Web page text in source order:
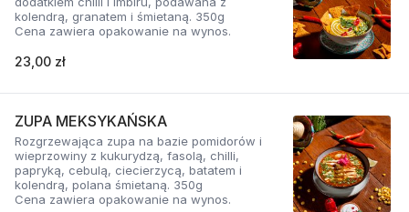
kolendrą, granatem i śmietaną. 350g
Cena zawiera opakowanie na wynos.
23,00 zł
ZUPA MEKSYKAŃSKA
Rozgrzewająca zupa na bazie pomidorów i
wieprzowiny z kukurydzą, fasolą, chilli,
papryką, cebulą, ciecierzycą, batatem i
kolendrą, polana śmietaną. 350g
Cena zawiera opakowanie na wynos.